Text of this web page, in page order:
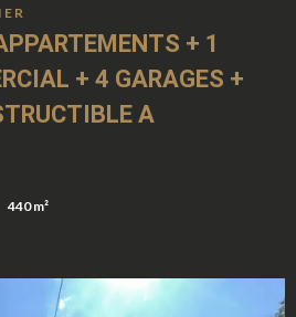
+ 1
+ 4 GARAGES +
A
440 m²